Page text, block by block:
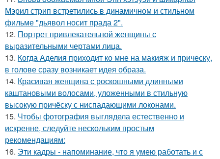
Мэрил стрип встретились в динамичном и стильном
фильме "дьявол носит прада 2".
12. Портрет привлекательной женщины с
выразительными чертами лица.
13. Когда Аделия приходит ко мне на макияж и прическу,
в голове сразу возникает идея образа.
14. Красивая женщина с роскошными длинными
каштановыми волосами, уложенными в стильную
высокую причёску с ниспадающими локонами.
15. Чтобы фотография выглядела естественно и
искренне, следуйте нескольким простым
рекомендациям:
16. Эти кадры - напоминание, что я умею работать и с